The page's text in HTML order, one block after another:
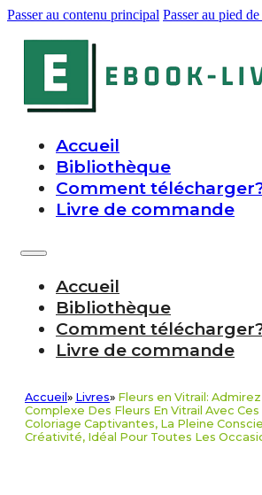
Passer au contenu principal Passer au pied
Accueil
Bibliothèque
Comment
Livre de commande
Accueil
Bibliothèque
Comment
Livre de commande
Accueil » Livres» Fleurs en Vitrail:
Complexe Des Fleurs En Vitrail Avec
Coloriage Captivantes, La Pleine
Créativité, Idéal Pour Toutes Les